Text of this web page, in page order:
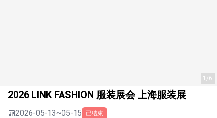
1/6
2026 LINK FASHION 服装展会 上海服装展
2026-05-13~05-15 已结束